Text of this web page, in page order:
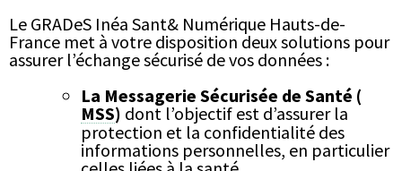
Le GRADeS Inéa Sant& Numérique Hauts-de-
France met à votre disposition deux solutions pour
assurer l’échange sécurisé de vos données :
La Messagerie Sécurisée de Santé (
MSS) dont l’objectif est d’assurer la
protection et la confidentialité des
informations personnelles, en particulier